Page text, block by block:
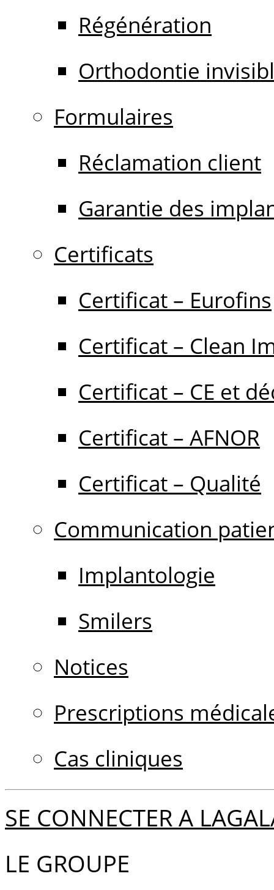
Régénération
Orthodontie
Formulaires
Réclamation client
Garantie des
Certificats
Certificat – Eurofins
Certificat – Clean
Certificat – CE et
Certificat – AFNOR
Certificat – Qualité
Communication
Implantologie
Smilers
Notices
Prescriptions
Cas cliniques
SE CONNECTER A
LE GROUPE